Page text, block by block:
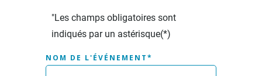
"Les champs obligatoires sont
indiqués par un astérisque(*)
NOM DE L'ÉVÉNEMENT*